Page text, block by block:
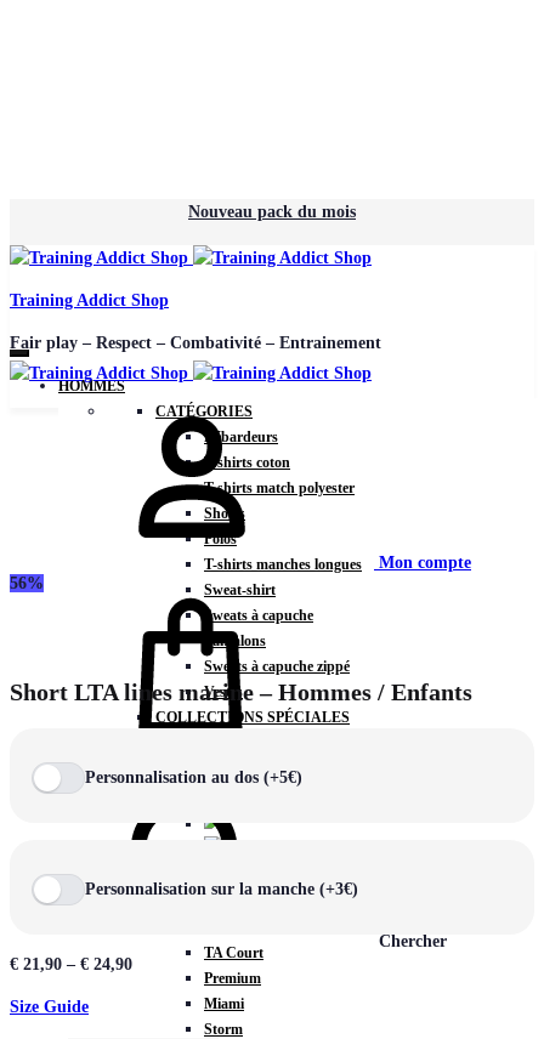
Nouveau pack du mois
Training Addict Shop
Fair play – Respect – Combativité – Entrainement
HOMMES
CATÉGORIES
Débardeurs
T-shirts coton
T-shirts match polyester
Shorts
Polos
T-shirts manches longues
Sweat-shirt
Sweats à capuche
Pantalons
Sweats à capuche zippé
Vestes
COLLECTIONS SPÉCIALES
TA Court
Premium
Miami
Storm
Mon compte
Chercher
56%
Short LTA lines marine – Hommes / Enfants
Personnalisation au dos (+5€)
Personnalisation sur la manche (+3€)
€ 21,90 – € 24,90
Size Guide